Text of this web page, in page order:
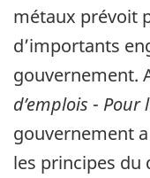
métaux prévoit
d’importants
gouvernement.
d’emplois - Pour
gouvernement
les principes du